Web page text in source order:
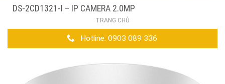
DS-2CD1321-I – IP CAMERA 2.0MP
TRANG CHỦ
Hotline: 0903 089 336